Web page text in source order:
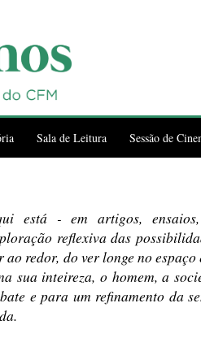
Sala de Leitura Sessão de
está - em artigos,
reflexiva das
ao redor, do ver longe no
sua inteireza, o homem, a
e para um refinamento da